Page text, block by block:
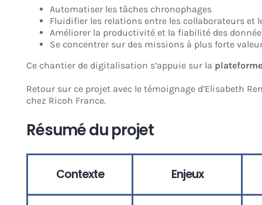
Automatiser les tâches chronophages
Fluidifier les relations entre les collaborateurs et
Améliorer la productivité et la fiabilité des
Se concentrer sur des missions à plus forte
Ce chantier de digitalisation s’appuie sur la
Retour sur ce projet avec le témoignage d’Elisabeth
chez Ricoh France.
Résumé du projet
Contexte Enjeux